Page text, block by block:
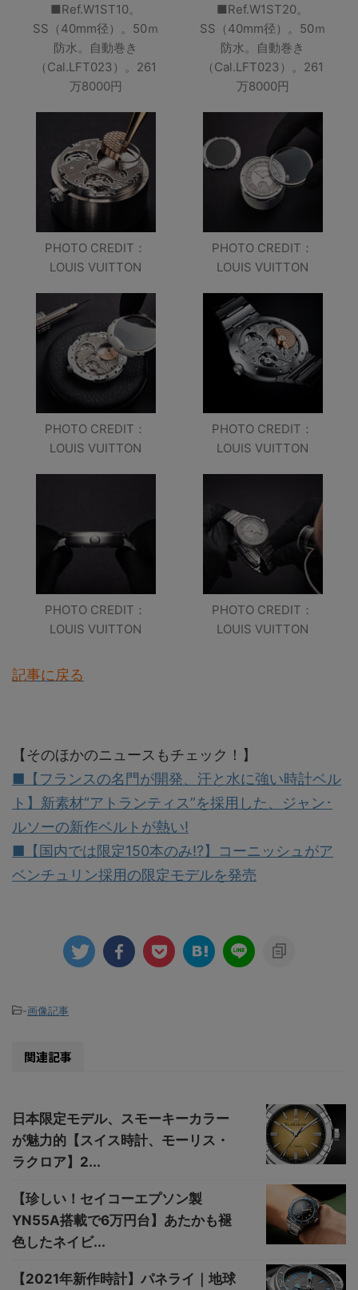
■Ref.W1ST10。
SS（40mm径）。50ｍ
防水。自動巻き
（Cal.LFT023）。261
万8000円
■Ref.W1ST20。
SS（40mm径）。50ｍ
防水。自動巻き
（Cal.LFT023）。261
万8000円
PHOTO CREDIT：
LOUIS VUITTON
PHOTO CREDIT：
LOUIS VUITTON
PHOTO CREDIT：
LOUIS VUITTON
PHOTO CREDIT：
LOUIS VUITTON
PHOTO CREDIT：
LOUIS VUITTON
PHOTO CREDIT：
LOUIS VUITTON
記事に戻る
【そのほかのニュースもチェック！】
■【フランスの名門が開発、汗と水に強い時計ベル
ト】新素材“アトランティス”を採用した、ジャン･
ルソーの新作ベルトが熱い!
■【国内では限定150本のみ!?】コーニッシュがア
ベンチュリン採用の限定モデルを発売
-画像記事
関連記事
日本限定モデル、スモーキーカラー
が魅力的【スイス時計、モーリス・
ラクロア】2...
【珍しい！セイコーエプソン製
YN55A搭載で6万円台】あたかも褪
色したネイビ...
【2021年新作時計】パネライ｜地球